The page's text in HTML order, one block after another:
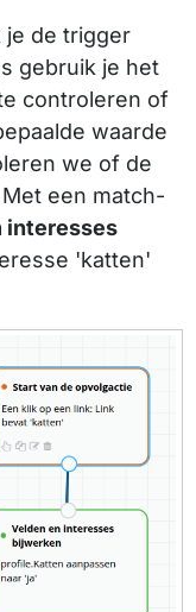
je de trigger
gebruik je het
controleren of
waarde
we of de
een match-
interesses
'katten'